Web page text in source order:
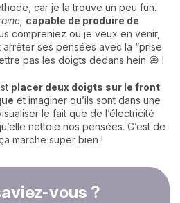
car je la trouve un peu fun.
capable de produire de
compreniez où je veux en venir,
ses pensées avec la “prise
pas les doigts dedans hein 😅 !
placer deux doigts sur le front
et imaginer qu’ils sont dans une
le fait que de l’électricité
nettoie nos pensées. C’est de
marche super bien !
vous ?